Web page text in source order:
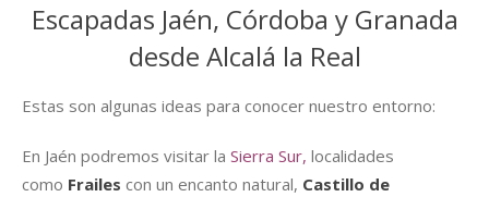
Escapadas Jaén, Córdoba y Granada
desde Alcalá la Real
Estas son algunas ideas para conocer nuestro entorno:
En Jaén podremos visitar la Sierra Sur, localidades
como Frailes con un encanto natural, Castillo de